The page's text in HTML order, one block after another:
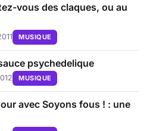
vous des claques, ou au
MUSIQUE
psychedelique
MUSIQUE
avec Soyons fous ! : une